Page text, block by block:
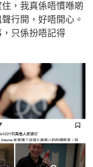
，我真係唔慣喺啲
行開，好唔開心。
只係扮唔記得